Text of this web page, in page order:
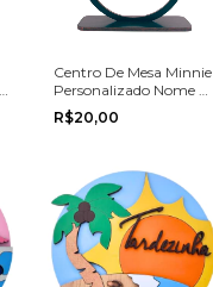
Centro De Mesa Minnie
Personalizado Nome e
Idade Festa Aniversário
R$20,00